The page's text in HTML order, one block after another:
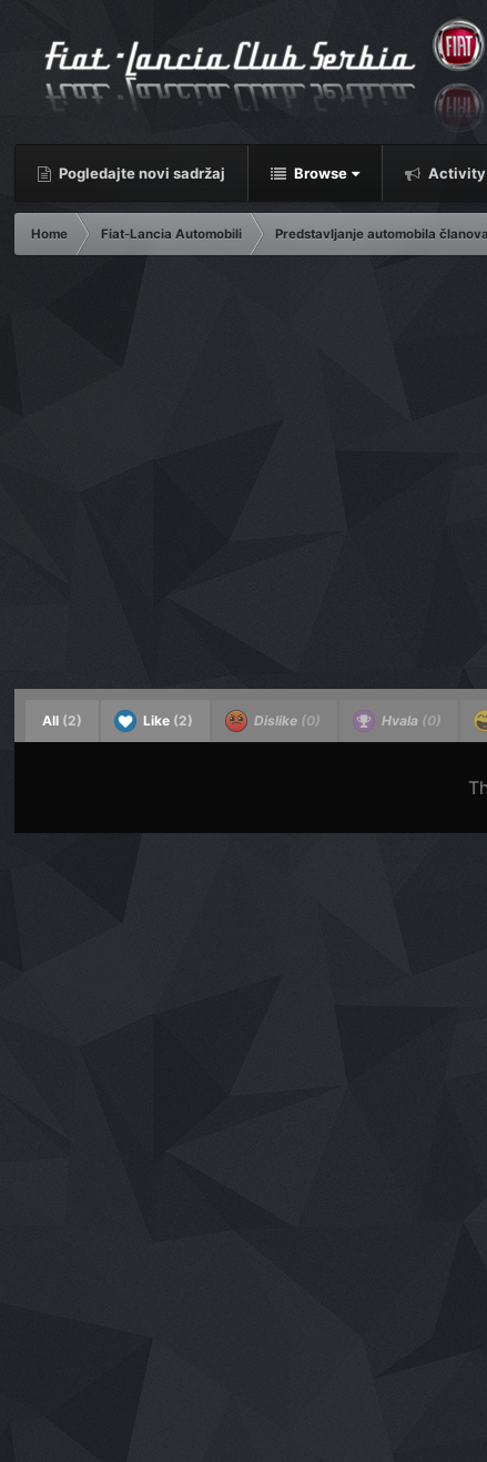
Pogledajte novi sadržaj Browse Activity
Home Fiat-Lancia Automobili Predstavljanje automobila
All (2) Like (2) Dislike (0) Hvala (0)